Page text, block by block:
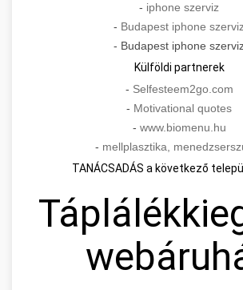
- iphone szerviz
- Budapest iphone
- Budapest iphone
Külföldi partnerek
- Selfesteem2go.com
- Motivational quotes
- www.biomenu.hu
- mellplasztika,
TANÁCSADÁS a következő